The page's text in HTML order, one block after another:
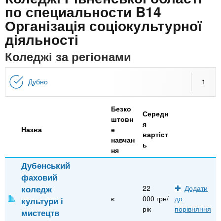
n
t
s
.
n
f
o
и
х
з
а
к
Онлайн курси
За кордоном
по специальности B14
Організація соціокультурної
діяльності
Коледжі за регіонами
Дубно 1
Назва
Безко
штовн
е
навчан
ня
Середн
я
вартіст
ь
Дубенський
фаховий
коледж
культури і
мистецтв
є
22
000 грн/
рік
Додати
до
порівняння